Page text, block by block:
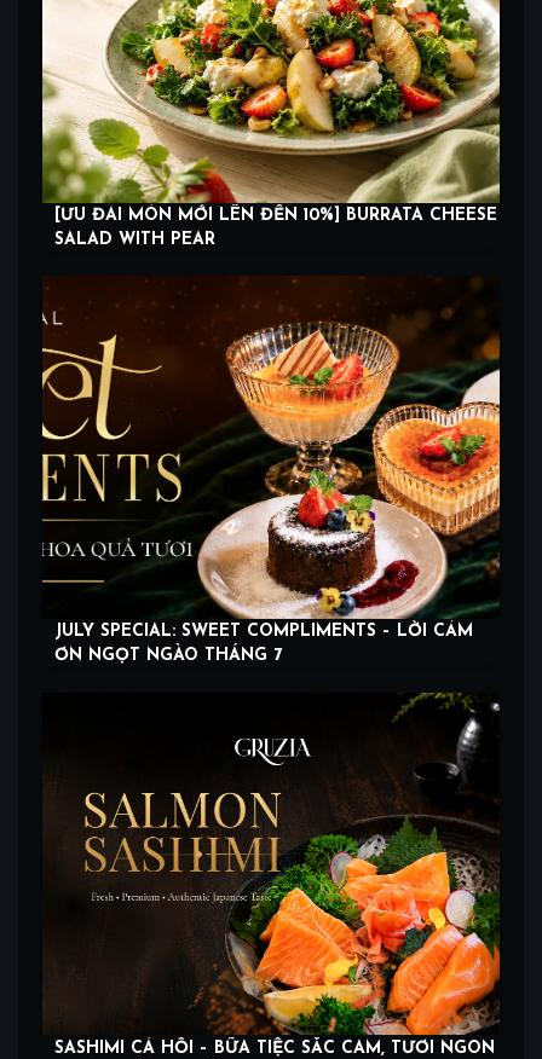
[ƯU ĐÃI MÓN MỚI LÊN ĐẾN 10%] BURRATA CHEESE
SALAD WITH PEAR
JULY SPECIAL: SWEET COMPLIMENTS – LỜI CẢM
ƠN NGỌT NGÀO THÁNG 7
SASHIMI CÁ HỒI – BỮA TIỆC SẮC CAM, TƯƠI NGON